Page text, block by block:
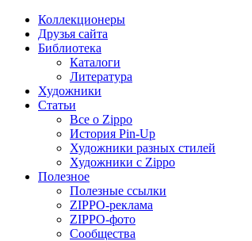
Коллекционеры
Друзья сайта
Библиотека
Каталоги
Литература
Художники
Статьи
Все о Zippo
История Pin-Up
Художники разных стилей
Художники с Zippo
Полезное
Полезные ссылки
ZIPPO-реклама
ZIPPO-фото
Сообщества